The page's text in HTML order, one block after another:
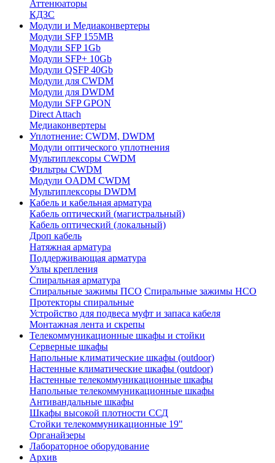
Аттенюаторы
КДЗС
Модули и Медиаконвертеры
Модули SFP 155MB
Модули SFP 1Gb
Модули SFP+ 10Gb
Модули QSFP 40Gb
Модули для CWDM
Модули для DWDM
Модули SFP GPON
Direct Attach
Медиаконвертеры
Уплотнение: CWDM, DWDM
Модули оптического уплотнения
Мультиплексоры CWDM
Фильтры CWDM
Модули OADM CWDM
Мультиплексоры DWDM
Кабель и кабельная арматура
Кабель оптический (магистральный)
Кабель оптический (локальный)
Дроп кабель
Натяжная арматура
Поддерживающая арматура
Узлы крепления
Спиральная арматура
Спиральные зажимы ПСО Спиральные зажимы НСО
Протекторы спиральные
Устройство для подвеса муфт и запаса кабеля
Монтажная лента и скрепы
Телекоммуникационные шкафы и стойки
Серверные шкафы
Напольные климатические шкафы (outdoor)
Настенные климатические шкафы (outdoor)
Настенные телекоммуникационные шкафы
Напольные телекоммуникационные шкафы
Антивандальные шкафы
Шкафы высокой плотности ССД
Стойки телекоммуникационные 19"
Органайзеры
Лабораторное оборудование
Архив